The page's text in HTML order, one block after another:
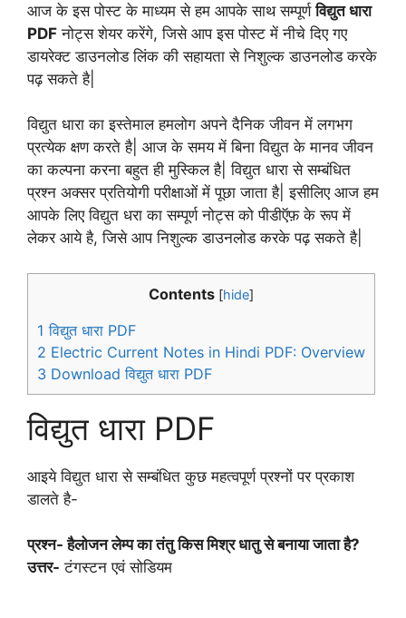
आज के इस पोस्ट के माध्यम से हम आपके साथ सम्पूर्णविद्युत धारा
PDF नोट्स शेयर करेंगे, जिसे आप इस पोस्ट में नीचे दिए गए
डायरेक्ट डाउनलोड लिंक की सहायता से निशुल्क डाउनलोड करके
पढ़ सकते है|
विद्युत धारा का इस्तेमाल हमलोग अपने दैनिक जीवन में लगभग
प्रत्येक क्षण करते है| आज के समय में बिना विद्युत के मानव जीवन
का कल्पना करना बहुत ही मुस्किल है| विद्युत धारा से सम्बंधित
प्रश्न अक्सर प्रतियोगी परीक्षाओं में पूछा जाता है| इसीलिए आज हम
आपके लिए विद्युत धरा का सम्पूर्ण नोट्स को पीडीऍफ़ के रूप में
लेकर आये है, जिसे आप निशुल्क डाउनलोड करके पढ़ सकते है|
Contents [hide]
1 विद्युत धारा PDF
2 Electric Current Notes in Hindi PDF: Overview
3 Download विद्युत धारा PDF
विद्युत धारा PDF
आइये विद्युत धारा से सम्बंधित कुछ महत्वपूर्ण प्रश्नों पर प्रकाश
डालते है-
प्रश्न- हैलोजन लेम्प का तंतु किस मिश्र धातु से बनाया जाता है?
उत्तर- टंगस्टन एवं सोडियम